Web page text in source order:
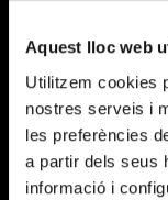
Aquest lloc web
Utilitzem cookies
nostres serveis i
les preferències
a partir dels seus
informació i
Theater
La dona del